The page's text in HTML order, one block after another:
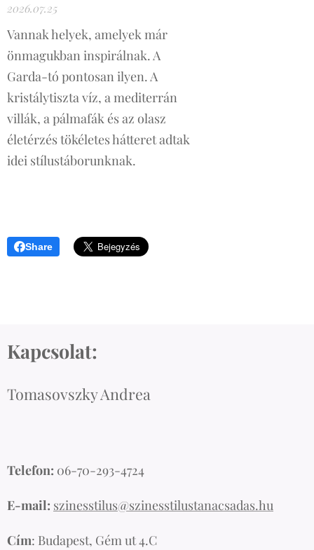
2026.07.25
Vannak helyek, amelyek már
önmagukban inspirálnak. A
Garda-tó pontosan ilyen. A
kristálytiszta víz, a mediterrán
villák, a pálmafák és az olasz
életérzés tökéletes hátteret adtak
idei stílustáborunknak.
Share
Kapcsolat:
Tomasovszky Andrea
Telefon: 06-70-293-4724
E-mail: szinesstilus@szinesstilustanacsadas.hu
Cím: Budapest, Gém ut 4.C